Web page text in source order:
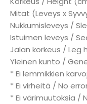
Mitat (Leveys x
Nukkumisleveys /
Istuimen leveys /
Jalan korkeus / Leg
Yleinen kunto /
* Ei lemmikkien
* Ei virheitä / No
* Ei värimuutoksia /